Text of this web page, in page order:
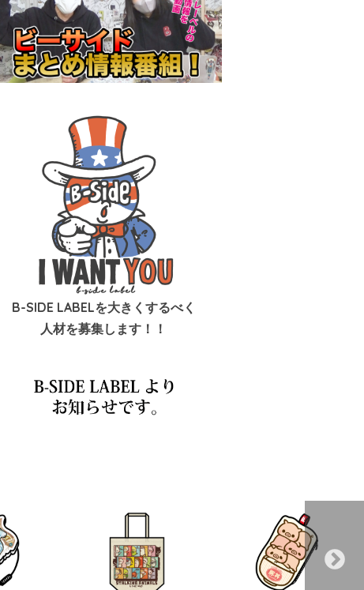
B-SIDE LABELを大きくするべく
人材を募集します！！